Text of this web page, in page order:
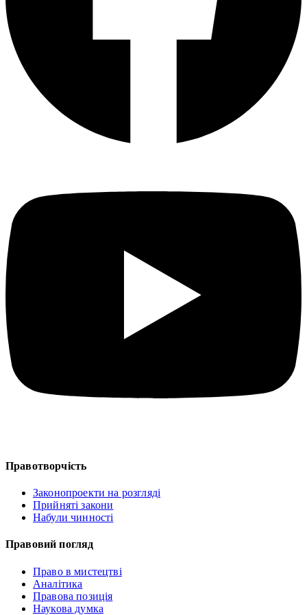
Правотворчість
Законопроекти на розгляді
Прийняті закони
Набули чинності
Правовий погляд
Право в мистецтві
Аналітика
Правова позиція
Наукова думка